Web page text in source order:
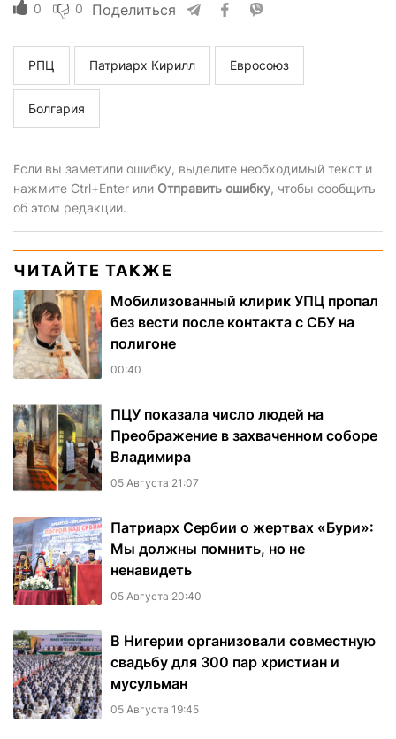
0 0 Поделиться
РПЦ Патриарх Кирилл Евросоюз
Болгария
Если вы заметили ошибку, выделите необходимый текст и
нажмите Ctrl+Enter или Отправить ошибку, чтобы сообщить
об этом редакции.
ЧИТАЙТЕ ТАКЖЕ
Мобилизованный клирик УПЦ пропал
без вести после контакта с СБУ на
полигоне
00:40
ПЦУ показала число людей на
Преображение в захваченном соборе
Владимира
05 Августа 21:07
Патриарх Сербии о жертвах «Бури»:
Мы должны помнить, но не
ненавидеть
05 Августа 20:40
В Нигерии организовали совместную
свадьбу для 300 пар христиан и
мусульман
05 Августа 19:45